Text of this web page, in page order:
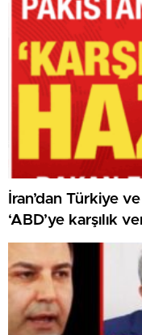
İran’dan Türkiye
‘ABD’ye karşılık